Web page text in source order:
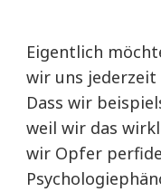
Eigentlich
wir uns
Dass wir
weil wir das
wir Opfer